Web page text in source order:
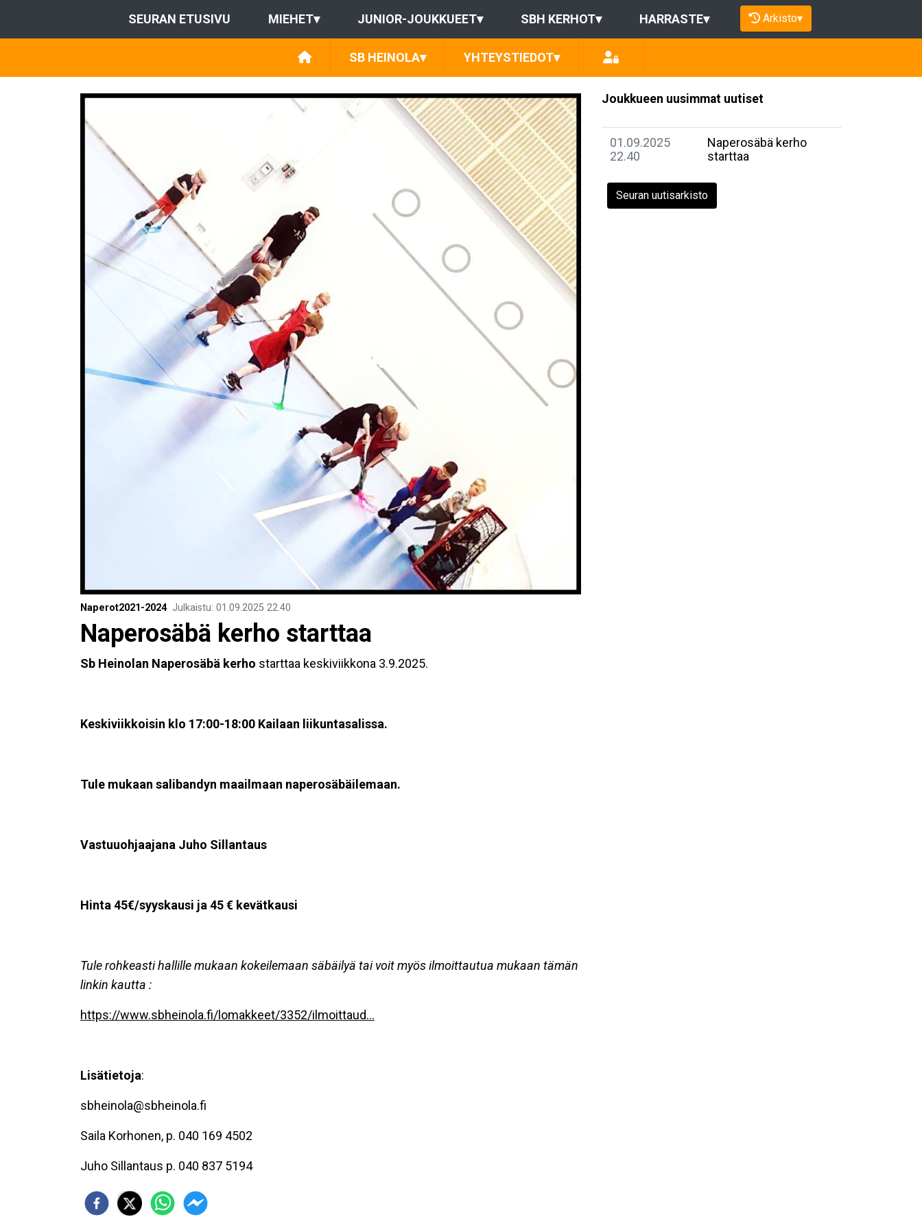
SEURAN ETUSIVU MIEHET▾ JUNIOR-JOUKKUEET▾ SBH KERHOT▾ HARRASTE▾ Arkisto▾
SB HEINOLA▾ YHTEYSTIEDOT▾
Naperot2021-2024 Julkaistu: 01.09.2025 22.40
Naperosäbä kerho starttaa
Sb Heinolan Naperosäbä kerho starttaa keskiviikkona 3.9.2025.
Keskiviikkoisin klo 17:00-18:00 Kailaan liikuntasalissa.
Tule mukaan salibandyn maailmaan naperosäbäilemaan.
Vastuuohjaajana Juho Sillantaus
Hinta 45€/syyskausi ja 45 € kevätkausi
Tule rohkeasti hallille mukaan kokeilemaan säbäilyä tai voit myös ilmoittautua mukaan tämän
linkin kautta :
https://www.sbheinola.fi/lomakkeet/3352/ilmoittaud...
Lisätietoja:
sbheinola@sbheinola.fi
Saila Korhonen, p. 040 169 4502
Juho Sillantaus p. 040 837 5194
Joukkueen uusimmat uutiset
01.09.2025
22.40
Naperosäbä kerho
starttaa
Seuran uutisarkisto